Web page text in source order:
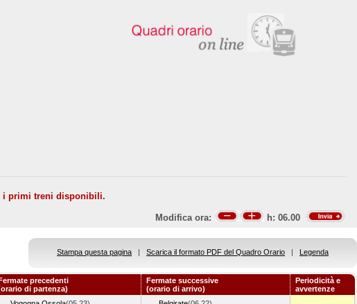
i primi treni disponibili.
Modifica ora: h: 06.00
Stampa questa pagina | Scarica il formato PDF del Quadro Orario | Legenda
precedenti
di partenza)
Fermate successive
(orario di arrivo)
Periodicità e
avvertenze